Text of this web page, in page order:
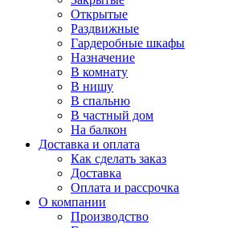
Открытые
Раздвижные
Гардеробные шкафы
Назначение
В комнату
В нишу
В спальню
В частный дом
На балкон
Доставка и оплата
Как сделать заказ
Доставка
Оплата и рассрочка
О компании
Производство